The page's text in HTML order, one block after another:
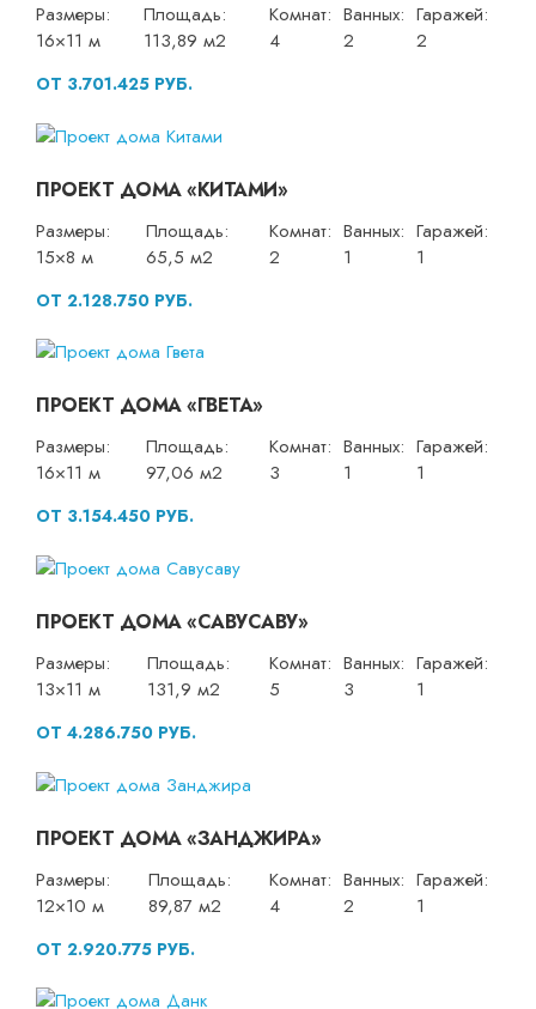
Размеры:
16×11 м
Площадь:
113,89 м2
Комнат:
4
Ванных:
2
Гаражей:
2
ОТ 3.701.425 РУБ.
ПРОЕКТ ДОМА «КИТАМИ»
Размеры:
15×8 м
Площадь:
65,5 м2
Комнат:
2
Ванных:
1
Гаражей:
1
ОТ 2.128.750 РУБ.
ПРОЕКТ ДОМА «ГВЕТА»
Размеры:
16×11 м
Площадь:
97,06 м2
Комнат:
3
Ванных:
1
Гаражей:
1
ОТ 3.154.450 РУБ.
ПРОЕКТ ДОМА «САВУСАВУ»
Размеры:
13×11 м
Площадь:
131,9 м2
Комнат:
5
Ванных:
3
Гаражей:
1
ОТ 4.286.750 РУБ.
ПРОЕКТ ДОМА «ЗАНДЖИРА»
Размеры:
12×10 м
Площадь:
89,87 м2
Комнат:
4
Ванных:
2
Гаражей:
1
ОТ 2.920.775 РУБ.